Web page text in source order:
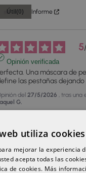
Útil (0) Informe
5
Opinión verificada
Una máscara de
las pestañas
del 27/5/2026 , tras una
G.
1 2 3 4
utiliza cookies
mejorar la experiencia
acepta todas las
de cookies. Más